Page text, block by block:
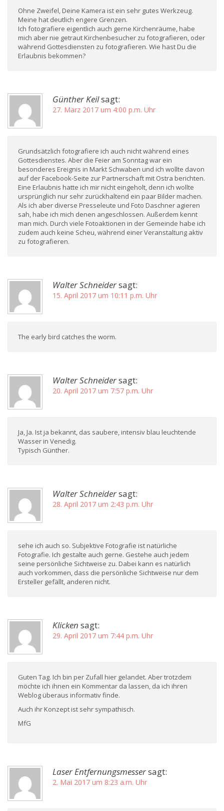
Ohne Zweifel, Deine Kamera ist ein sehr gutes Werkzeug.
Meine hat deutlich engere Grenzen.
Ich fotografiere eigentlich auch gerne Kirchenräume, habe
mich aber nie getraut Kirchenbesucher zu fotografieren, oder
während Gottesdiensten zu fotografieren. Wie hast Du die
Erlaubnis bekommen?
Günther Keilsagt:
27. März 2017 um 4:00 p.m. Uhr
Grundsätzlich fotografiere ich auch nicht während eines
Gottesdienstes. Aber die Feier am Sonntag war ein
besonderes Ereignis in Markt Schwaben und ich wollte davon
auf der Facebook-Seite zur Partnerschaft mit Ostra berichten.
Eine Erlaubnis hatte ich mir nicht eingeholt, denn ich wollte
ursprünglich nur sehr zurückhaltend ein paar Bilder machen.
Als ich aber diverse Presseleute und Foto Daschner agieren
sah, habe ich mich denen angeschlossen. Außerdem kennt
man mich. Durch viele Fotoaktionen in der Gemeinde habe ich
zudem auch keine Scheu, während einer Veranstaltung aktiv
zu fotografieren.
Walter Schneidersagt:
15. April 2017 um 10:11 p.m. Uhr
The early bird catches the worm.
Walter Schneidersagt:
20. April 2017 um 7:57 p.m. Uhr
Ja, Ja. Ist ja bekannt, das saubere, intensiv blau leuchtende
Wasser in Venedig.
Typisch Günther.
Walter Schneidersagt:
28. April 2017 um 2:43 p.m. Uhr
sehe ich auch so. Subjektive Fotografie ist natürliche
Fotografie. Ich gestalte auch gerne. Gestehe auch jedem
seine persönliche Sichtweise zu. Dabei kann es natürlich
auch vorkommen, dass die persönliche Sichtweise nur dem
Ersteller gefällt, anderen nicht.
Klicken sagt:
29. April 2017 um 7:44 p.m. Uhr
Guten Tag. Ich bin per Zufall hier gelandet. Aber trotzdem
möchte ich ihnen ein Kommentar da lassen, da ich ihren
Weblog überaus informativ finde.
Auch ihr Konzept ist sehr sympathisch.
MfG
Laser Entfernungsmessersagt:
2. Mai 2017 um 8:23 a.m. Uhr